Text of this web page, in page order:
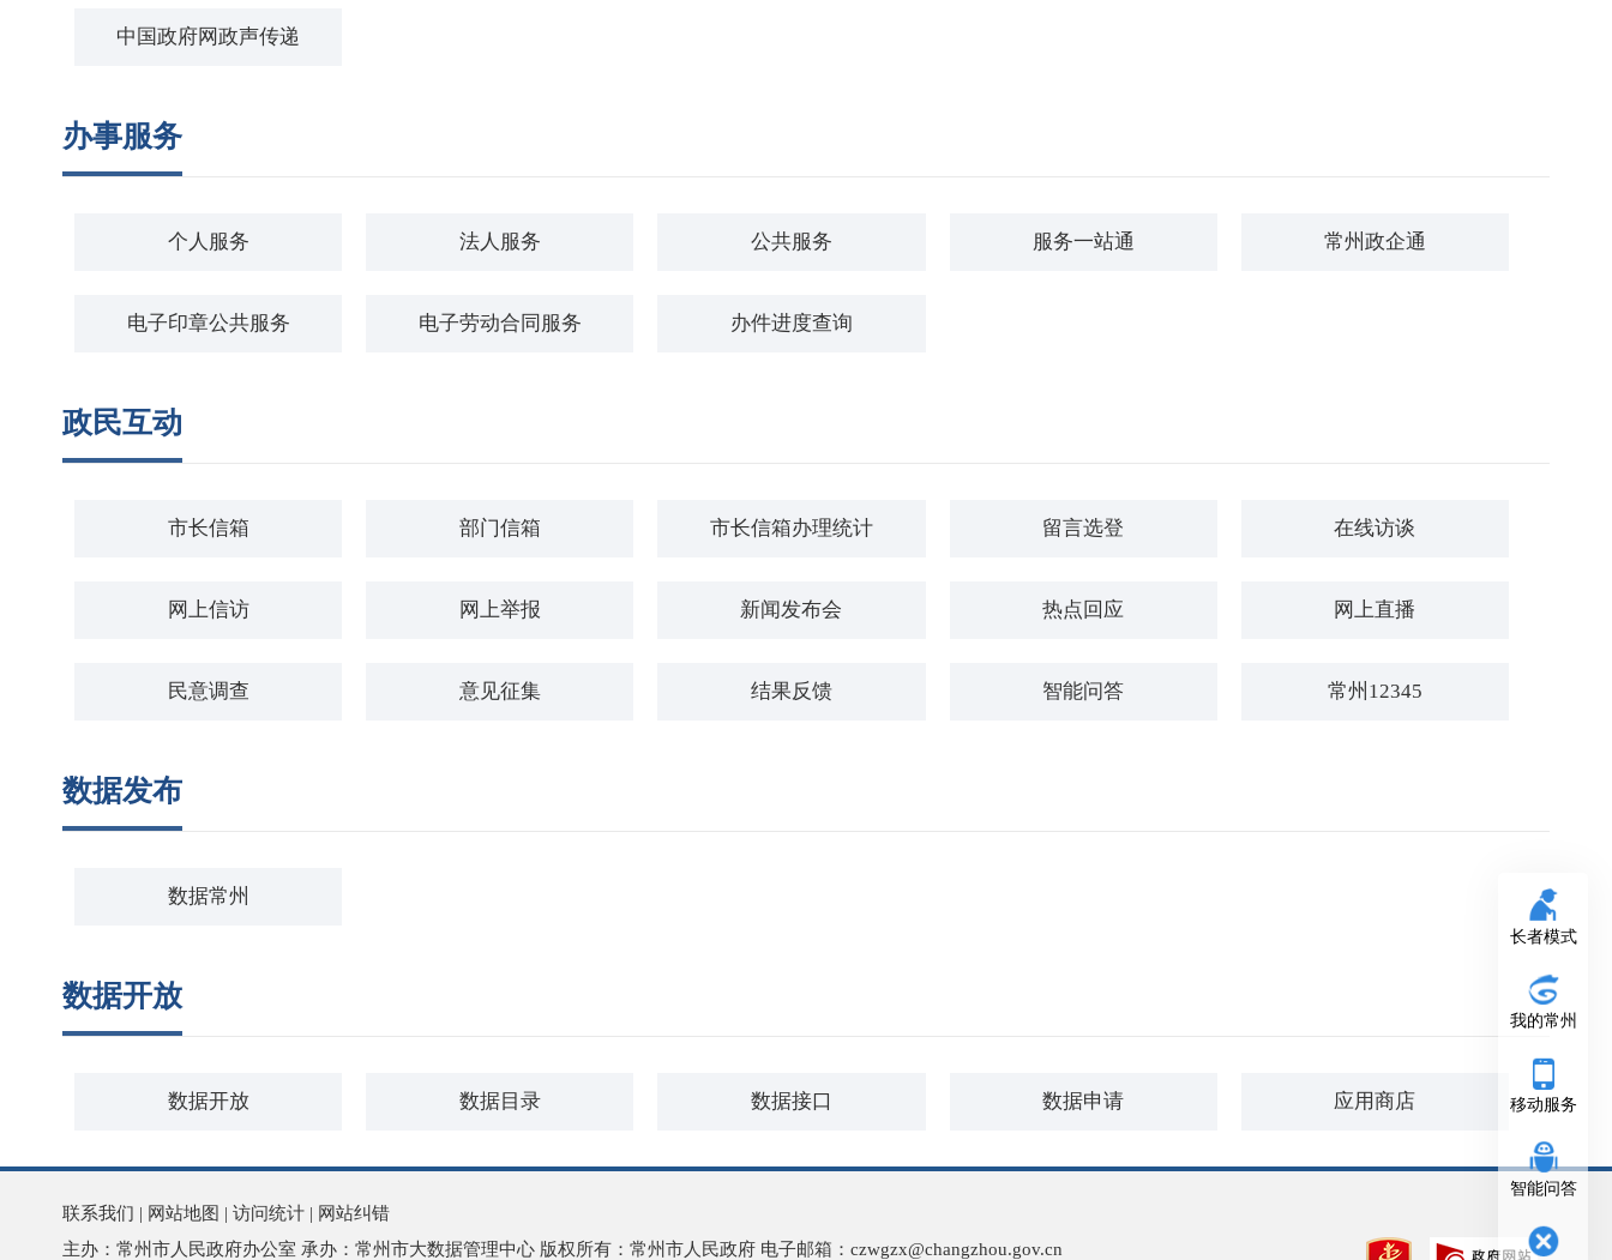
中国政府网政声传递
办事服务
个人服务 法人服务 公共服务 服务一站通 常州政企通
电子印章公共服务 电子劳动合同服务 办件进度查询
政民互动
市长信箱 部门信箱 市长信箱办理统计 留言选登 在线访谈
网上信访 网上举报 新闻发布会 热点回应 网上直播
民意调查 意见征集 结果反馈 智能问答 常州12345
数据发布
数据常州
数据开放
数据开放 数据目录 数据接口 数据申请 应用商店
联系我们 | 网站地图 | 访问统计 | 网站纠错
主办：常州市人民政府办公室 承办：常州市大数据管理中心 版权所有：常州市人民政府 电子邮箱： czwgzx@changzhou.gov.cn
长者模式
我的常州
移动服务
智能问答